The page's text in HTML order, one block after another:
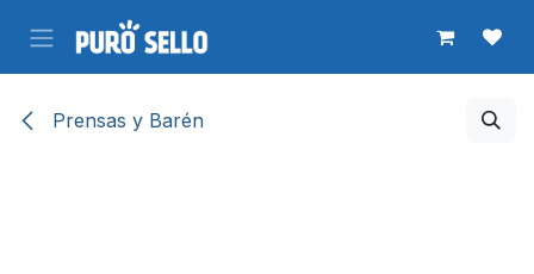
Ir al contenido
Prensas y Barén